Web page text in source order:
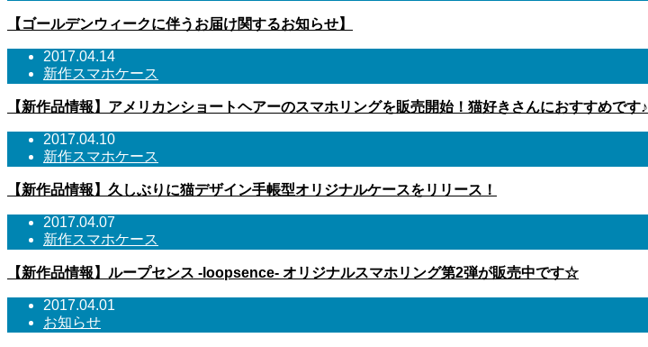
【ゴールデンウィークに伴うお届け関するお知らせ】
2017.04.14
新作スマホケース
【新作品情報】アメリカンショートヘアーのスマホリングを販売開始！猫好きさんにおすすめです♪
2017.04.10
新作スマホケース
【新作品情報】久しぶりに猫デザイン手帳型オリジナルケースをリリース！
2017.04.07
新作スマホケース
【新作品情報】ループセンス -loopsence- オリジナルスマホリング第2弾が販売中です☆
2017.04.01
お知らせ